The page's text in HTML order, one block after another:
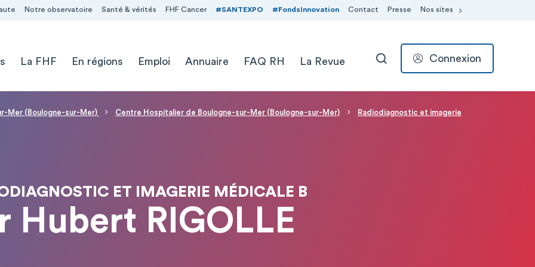
Notre observatoire Santé & vérités FHF Cancer #SANTEXPO #FondsInnovation Contact Presse Nos sites
La FHF En régions Emploi Annuaire FAQ RH La Revue RECHERCHER
Connexion
Mer (Boulogne-sur-Mer) Centre Hospitalier de Boulogne-sur-Mer (Boulogne-sur-Mer)
Radiodiagnostic et imagerie
ET IMAGERIE MÉDICALE B
Hubert RIGOLLE